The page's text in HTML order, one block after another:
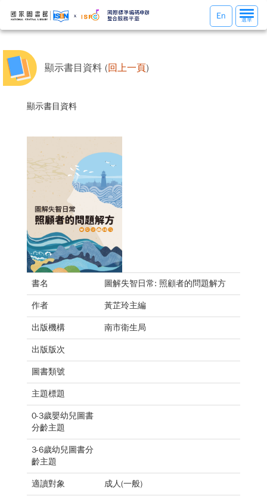
選
單
選單
En
顯示書目資料 (回上一頁)
顯示書目資料
書名 圖解失智日常: 照顧者的問題解方
作者 黃芷玲主編
出版機構 南市衛生局
出版版次
圖書類號
主題標題
0-3歲嬰幼兒圖書
分齡主題
3-6歲幼兒圖書分
齡主題
適讀對象 成人(一般)